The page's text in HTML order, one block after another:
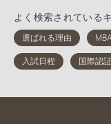
よく検索されている